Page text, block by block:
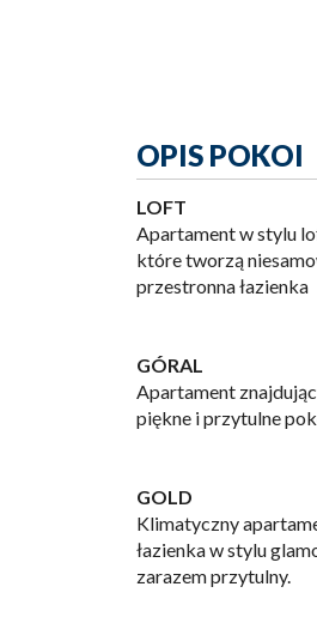
OPIS POKOI
LOFT
Apartament w stylu
które tworzą
przestronna łazienka
GÓRAL
Apartament
piękne i przytulne
GOLD
Klimatyczny
łazienka w stylu
zarazem przytulny.